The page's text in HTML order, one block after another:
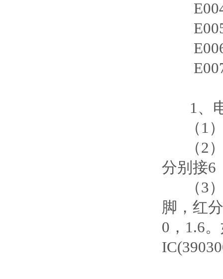
E004
E005
E006
E007
1、电
（1）
（2）
分别接6
（3）
脚，红
0，1.6